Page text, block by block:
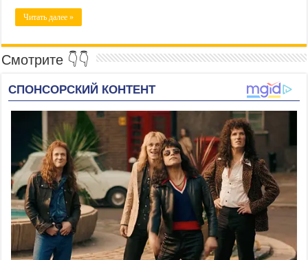
Читать далее »
Смотрите 👇👇